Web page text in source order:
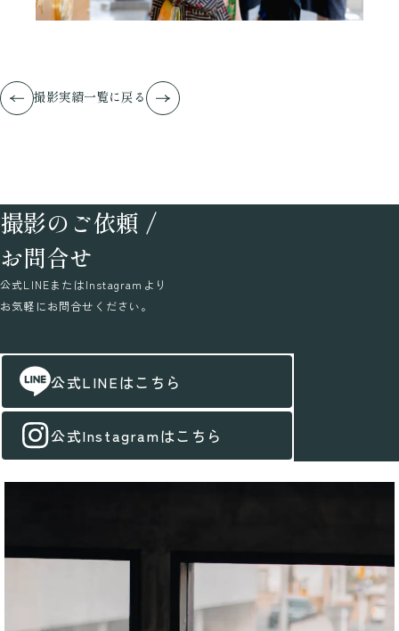
撮影実績一覧に戻る
撮影のご依頼 /
お問合せ
公式LINEまたはInstagramより
お気軽にお問合せください。
公式LINEはこちら
公式Instagramはこちら